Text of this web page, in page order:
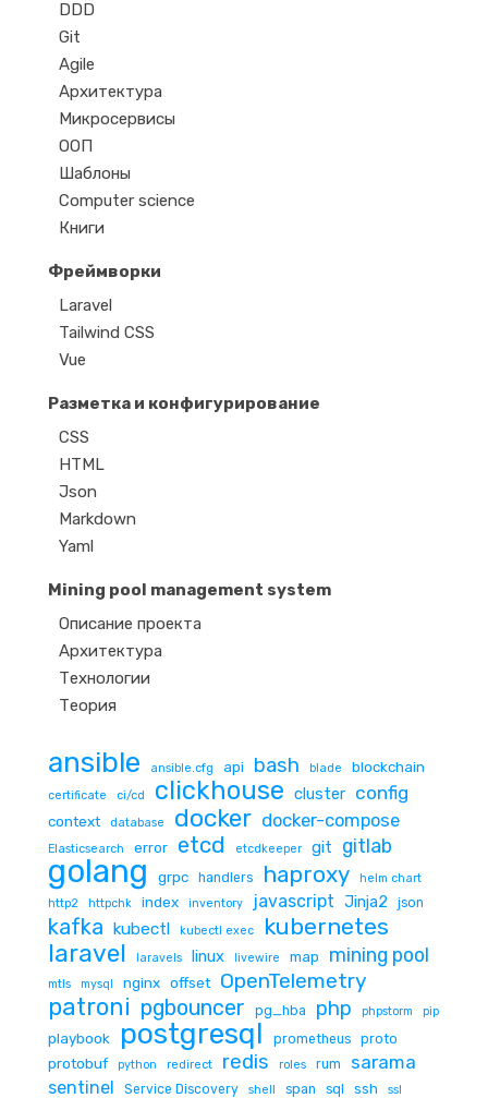
DDD
Git
Agile
Архитектура
Микросервисы
ООП
Шаблоны
Computer science
Книги
Фреймворки
Laravel
Tailwind CSS
Vue
Разметка и конфигурирование
CSS
HTML
Json
Markdown
Yaml
Mining pool management system
Описание проекта
Архитектура
Технологии
Теория
ansible ansible.cfg api bash blade blockchain
certificate ci/cd clickhouse cluster config
context database docker docker-compose
Elasticsearch error etcd etcdkeeper git gitlab
golang grpc handlers haproxy
helm chart
http2
httpchk index inventory javascript Jinja2 json
kafka kubectl kubectl exec kubernetes
laravel laravels linux livewire map mining pool
mtls mysql nginx offset OpenTelemetry
patroni pgbouncer pg_hba php phpstorm pip
playbook postgresql prometheus proto
protobuf python redirect redis roles rum sarama
sentinel Service Discovery shell span sql ssh ssl